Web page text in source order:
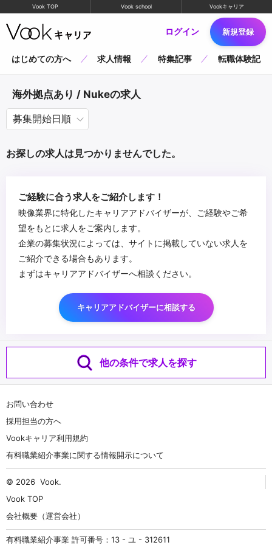
Vook TOP Vook school Vookキャリア
ログイン 新規登録
はじめての方へ 求人情報 特集記事 転職体験記
海外拠点あり / Nukeの求人
お探しの求人は見つかりませんでした。
ご経験に合う求人をご紹介します！
映像業界に特化したキャリアアドバイザーが、ご経験やご希
望をもとに求人をご案内します。
企業の募集状況によっては、サイトに掲載していない求人を
ご紹介できる場合もあります。
まずはキャリアアドバイザーへ相談ください。
キャリアアドバイザーに相談する
他の条件で求人を探す
お問い合わせ
採用担当の方へ
Vookキャリア利用規約
有料職業紹介事業に関する情報開示について
© 2026 Vook.
Vook TOP
会社概要（運営会社）
有料職業紹介事業 許可番号：13 - ユ - 312611